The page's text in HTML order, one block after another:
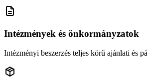
Intézmények és önkormányzatok
Intézményi beszerzés teljes körű ajánlati és